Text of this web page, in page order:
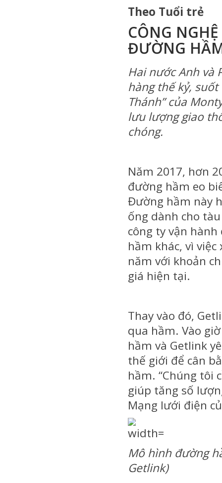
Theo Tuổi trẻ
CÔNG
ĐƯỜNG
Hai nước Anh và
hàng thế kỷ,
Thánh” của
lưu lượng giao
chóng.
Năm 2017, hơn
đường hầm eo
Đường hầm này
ống dành cho
công ty vận
hầm khác, vì
năm với khoản
giá hiện tại.
Thay vào đó,
qua hầm. Vào
hầm và Getlink
thế giới để cân
hầm. “Chúng tôi
giúp tăng số
Mạng lưới điện
Mô hình đường
Getlink)